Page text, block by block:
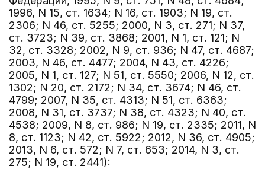
1996, N 15, ст. 1634; N 16, ст. 1903; N 19, ст.
2306; N 46, ст. 5255; 2000, N 3, ст. 271; N 37,
ст. 3723; N 39, ст. 3868; 2001, N 1, ст. 121; N
32, ст. 3328; 2002, N 9, ст. 936; N 47, ст. 4687;
2003, N 46, ст. 4477; 2004, N 43, ст. 4226;
2005, N 1, ст. 127; N 51, ст. 5550; 2006, N 12, ст.
1302; N 20, ст. 2172; N 34, ст. 3674; N 46, ст.
4799; 2007, N 35, ст. 4313; N 51, ст. 6363;
2008, N 31, ст. 3737; N 38, ст. 4323; N 40, ст.
4538; 2009, N 8, ст. 986; N 19, ст. 2335; 2011, N
8, ст. 1123; N 42, ст. 5922; 2012, N 36, ст. 4905;
2013, N 6, ст. 572; N 7, ст. 653; 2014, N 3, ст.
275; N 19, ст. 2441):